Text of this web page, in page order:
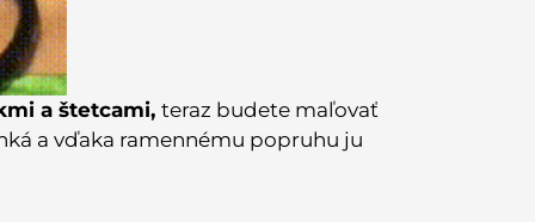
a štetcami, teraz budete maľovať
a vďaka ramennému popruhu ju